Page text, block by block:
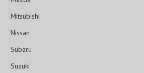
Mitsubishi
Nissan
Subaru
Suzuki